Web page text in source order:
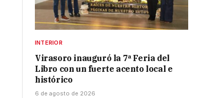
INTERIOR
Virasoro inauguró la 7ª Feria del
Libro con un fuerte acento local e
histórico
6 de agosto de 2026